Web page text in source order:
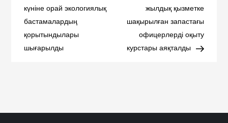
по
записям
күніне орай экологиялық
бастамалардың
қорытындылары
шығарылды
жылдық қызметке
шақырылған запастағы
офицерлерді оқыту
курстары аяқталды